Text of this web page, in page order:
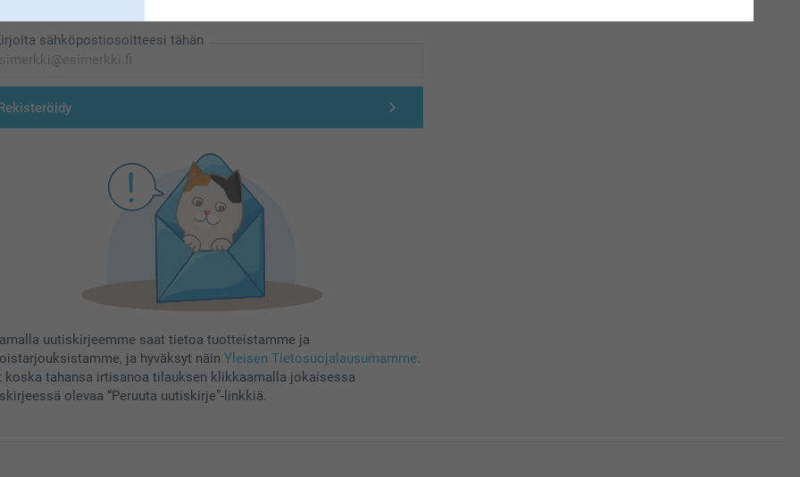
sähköpostiosoitteesi tähän
uutiskirjeemme saat tietoa tuotteistamme ja
ja hyväksyt näin Yleisen Tietosuojalausumamme.
koska tahansa irtisanoa tilauksen klikkaamalla jokaisessa
olevaa “Peruuta uutiskirje”-linkkiä.